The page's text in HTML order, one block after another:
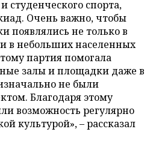
студенческого спорта,
Очень важно, чтобы
появлялись не только в
в небольших населенных
партия помогала
залы и площадки даже в
не были
Благодаря этому
возможность регулярно
культурой», – рассказал